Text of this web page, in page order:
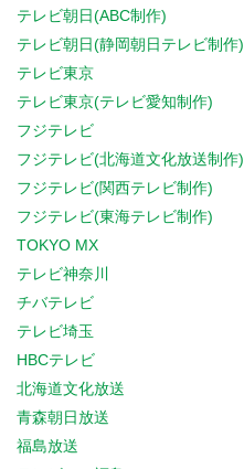
テレビ朝日(ABC制作)
テレビ朝日(静岡朝日テレビ制作)
テレビ東京
テレビ東京(テレビ愛知制作)
フジテレビ
フジテレビ(北海道文化放送制作)
フジテレビ(関西テレビ制作)
フジテレビ(東海テレビ制作)
TOKYO MX
テレビ神奈川
チバテレビ
テレビ埼玉
HBCテレビ
北海道文化放送
青森朝日放送
福島放送